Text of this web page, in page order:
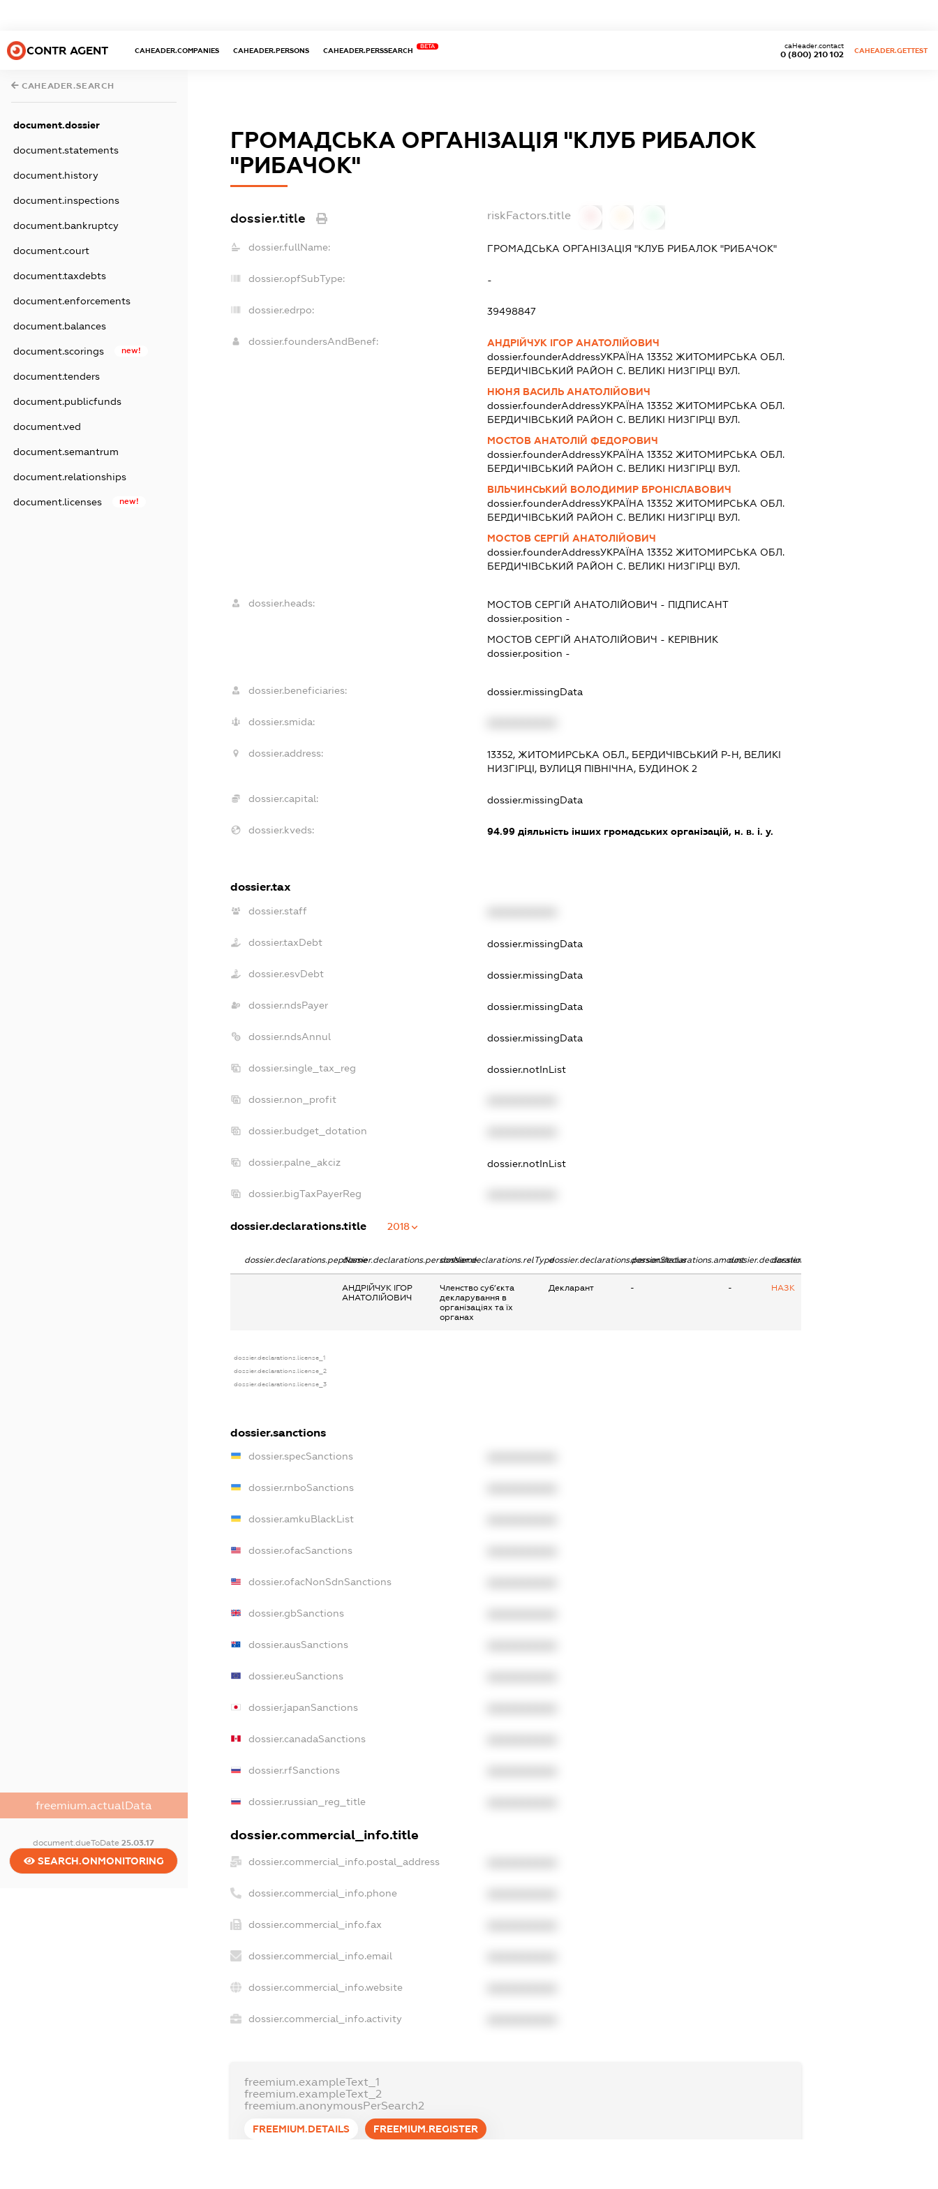
CONTR AGENT CAHEADER.COMPANIES CAHEADER.PERSONS CAHEADER.PERSSEARCH
BETA
0 (800) 210 102
caHeader.contact
CAHEADER.GETTEST
CAHEADER.SEARCH
document.dossier
document.statements
document.history
document.inspections
document.bankruptcy
document.court
document.taxdebts
document.enforcements
document.balances
document.scorings new!
document.tenders
document.publicfunds
document.ved
document.semantrum
document.relationships
document.licenses new!
freemium.actualData
document.dueToDate25.03.17
SEARCH.ONMONITORING
ГРОМАДСЬКА ОРГАНІЗАЦІЯ "КЛУБ РИБАЛОК
"РИБАЧОК"
dossier.title riskFactors.title
dossier.fullName: ГРОМАДСЬКА ОРГАНІЗАЦІЯ "КЛУБ РИБАЛОК "РИБАЧОК"
dossier.opfSubType: -
dossier.edrpo: 39498847
dossier.foundersAndBenef:
АНДРІЙЧУК ІГОР АНАТОЛІЙОВИЧ
dossier.founderAddressУКРАЇНА 13352 ЖИТОМИРСЬКА ОБЛ.
БЕРДИЧIВСЬКИЙ РАЙОН С. ВЕЛИКІ НИЗГІРЦІ ВУЛ.
НЮНЯ ВАСИЛЬ АНАТОЛІЙОВИЧ
dossier.founderAddressУКРАЇНА 13352 ЖИТОМИРСЬКА ОБЛ.
БЕРДИЧIВСЬКИЙ РАЙОН С. ВЕЛИКІ НИЗГІРЦІ ВУЛ.
МОСТОВ АНАТОЛІЙ ФЕДОРОВИЧ
dossier.founderAddressУКРАЇНА 13352 ЖИТОМИРСЬКА ОБЛ.
БЕРДИЧIВСЬКИЙ РАЙОН С. ВЕЛИКІ НИЗГІРЦІ ВУЛ.
ВІЛЬЧИНСЬКИЙ ВОЛОДИМИР БРОНІСЛАВОВИЧ
dossier.founderAddressУКРАЇНА 13352 ЖИТОМИРСЬКА ОБЛ.
БЕРДИЧIВСЬКИЙ РАЙОН С. ВЕЛИКІ НИЗГІРЦІ ВУЛ.
МОСТОВ СЕРГІЙ АНАТОЛІЙОВИЧ
dossier.founderAddressУКРАЇНА 13352 ЖИТОМИРСЬКА ОБЛ.
БЕРДИЧIВСЬКИЙ РАЙОН С. ВЕЛИКІ НИЗГІРЦІ ВУЛ.
dossier.heads: МОСТОВ СЕРГІЙ АНАТОЛІЙОВИЧ - ПІДПИСАНТ
dossier.position -
МОСТОВ СЕРГІЙ АНАТОЛІЙОВИЧ - КЕРІВНИК
dossier.position -
dossier.beneficiaries: dossier.missingData
dossier.smida:
dossier.address:
13352, ЖИТОМИРСЬКА ОБЛ., БЕРДИЧІВСЬКИЙ Р-Н, ВЕЛИКІ
НИЗГІРЦІ, ВУЛИЦЯ ПІВНІЧНА, БУДИНОК 2
dossier.capital: dossier.missingData
dossier.kveds: 94.99 діяльність інших громадських організацій, н. в. і. у.
dossier.tax
dossier.staff
dossier.taxDebt dossier.missingData
dossier.esvDebt dossier.missingData
dossier.ndsPayer dossier.missingData
dossier.ndsAnnul dossier.missingData
dossier.single_tax_reg dossier.notInList
dossier.non_profit
dossier.budget_dotation
dossier.palne_akciz dossier.notInList
dossier.bigTaxPayerReg
dossier.declarations.title 2018
dossier.declarations.pepNamedossier.declarations.personNamedossier.declarations.relTypedossier.declarations.personStatusdossier.declarations.amountdossier.declarations.currency
dossier.declarations.source
АНДРІЙЧУК ІГОР
АНАТОЛІЙОВИЧ
Членство суб’єкта
декларування в
організаціях та їх
органах
Декларант - - НАЗК
dossier.declarations.license_1
dossier.declarations.license_2
dossier.declarations.license_3
dossier.sanctions
dossier.specSanctions
dossier.rnboSanctions
dossier.amkuBlackList
dossier.ofacSanctions
dossier.ofacNonSdnSanctions
dossier.gbSanctions
dossier.ausSanctions
dossier.euSanctions
dossier.japanSanctions
dossier.canadaSanctions
dossier.rfSanctions
dossier.russian_reg_title
dossier.commercial_info.title
dossier.commercial_info.postal_address
dossier.commercial_info.phone
dossier.commercial_info.fax
dossier.commercial_info.email
dossier.commercial_info.website
dossier.commercial_info.activity
freemium.exampleText_1
freemium.exampleText_2
freemium.anonymousPerSearch2
FREEMIUM.DETAILS FREEMIUM.REGISTER